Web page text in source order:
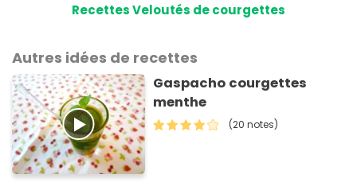
Recettes Veloutés de courgettes
Autres idées de recettes
Gaspacho courgettes
menthe
(20 notes)